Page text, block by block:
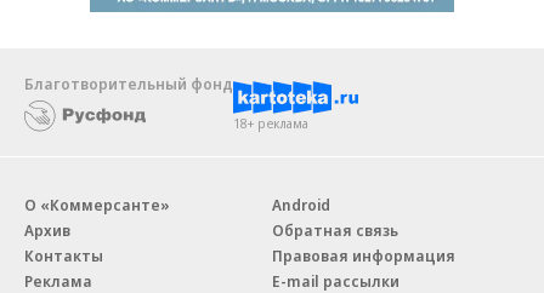
Благотворительный фонд
18+ реклама
О «Коммерсанте»
Архив
Контакты
Реклама
Android
Обратная связь
Правовая информация
E-mail рассылки